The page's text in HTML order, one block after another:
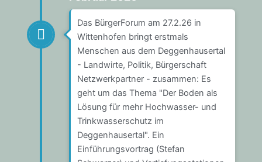
Das BürgerForum am 27.2.26 in
Wittenhofen bringt erstmals
Menschen aus dem Deggenhausertal
- Landwirte, Politik, Bürgerschaft
Netzwerkpartner - zusammen: Es
geht um das Thema "Der Boden als
Lösung für mehr Hochwasser- und
Trinkwasserschutz im
Deggenhausertal". Ein
Einführungsvortrag (Stefan